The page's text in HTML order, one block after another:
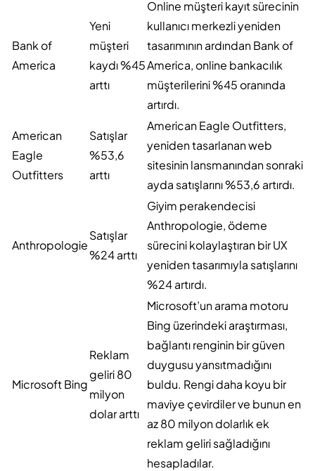
Bank of
America
Yeni
müşteri
kaydı %45
arttı
Online müşteri kayıt sürecinin
kullanıcı merkezli yeniden
tasarımının ardından Bank of
America, online bankacılık
müşterilerini %45 oranında
artırdı.
American
Eagle
Outfitters
Satışlar
%53,6
arttı
American Eagle Outfitters,
yeniden tasarlanan web
sitesinin lansmanından sonraki
ayda satışlarını %53,6 artırdı.
Anthropologie
Satışlar
%24 arttı
Giyim perakendecisi
Anthropologie, ödeme
sürecini kolaylaştıran bir UX
yeniden tasarımıyla satışlarını
%24 artırdı.
Microsoft Bing
Reklam
geliri 80
milyon
dolar arttı
Microsoft’un arama motoru
Bing üzerindeki araştırması,
bağlantı renginin bir güven
duygusu yansıtmadığını
buldu. Rengi daha koyu bir
maviye çevirdiler ve bunun en
az 80 milyon dolarlık ek
reklam geliri sağladığını
hesapladılar.